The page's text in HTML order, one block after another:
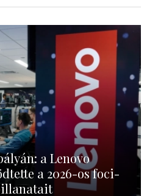
a Lenovo
a 2026-os foci-